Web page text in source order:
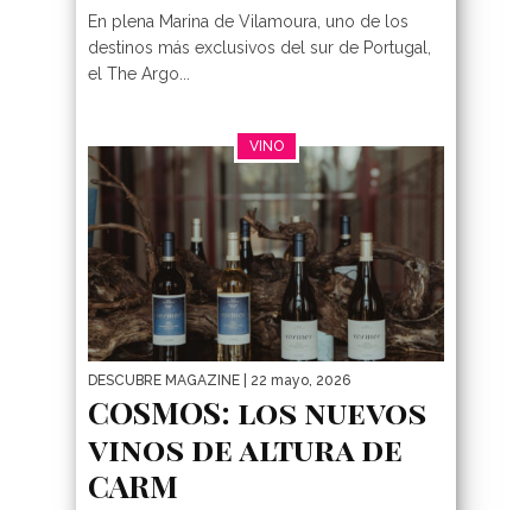
En plena Marina de Vilamoura, uno de los
destinos más exclusivos del sur de Portugal,
el The Argo...
VINO
DESCUBRE MAGAZINE | 22 mayo, 2026
COSMOS: los nuevos
vinos de altura de
CARM